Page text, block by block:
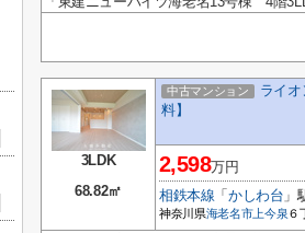
3LDK
68.82㎡
中古マンション
ライ
料】
2,598万円
相鉄本線 「かしわ台 」
神奈川県海老名市上今泉６